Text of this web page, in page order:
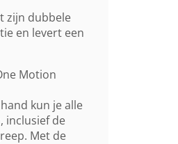
zijn dubbele
en levert een
Motion
kun je alle
inclusief de
Met de